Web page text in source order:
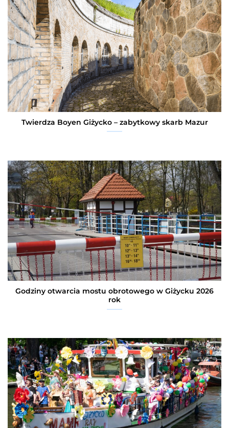
Twierdza Boyen Giżycko – zabytkowy skarb Mazur
Godziny otwarcia mostu obrotowego w Giżycku 2026
rok